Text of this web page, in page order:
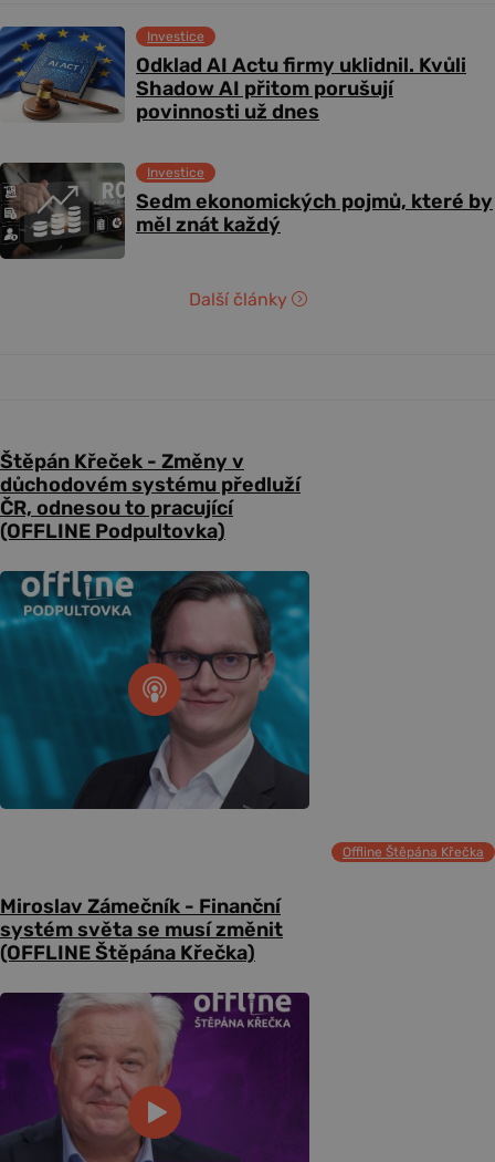
Odklad AI Actu firmy uklidnil. Kvůli
Shadow AI přitom porušují
povinnosti už dnes
Investice
Sedm ekonomických pojmů, které by
měl znát každý
Investice
Další články
Štěpán Křeček - Změny v
důchodovém systému předluží
ČR, odnesou to pracující
(OFFLINE Podpultovka)
Offline Štěpána Křečka
Miroslav Zámečník - Finanční
systém světa se musí změnit
(OFFLINE Štěpána Křečka)